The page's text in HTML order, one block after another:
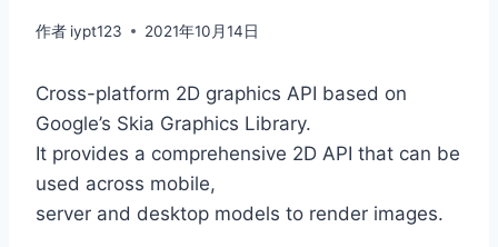
作者 iypt123 2021年10月14日
Cross-platform 2D graphics API based on
Google’s Skia Graphics Library.
It provides a comprehensive 2D API that can be
used across mobile,
server and desktop models to render images.